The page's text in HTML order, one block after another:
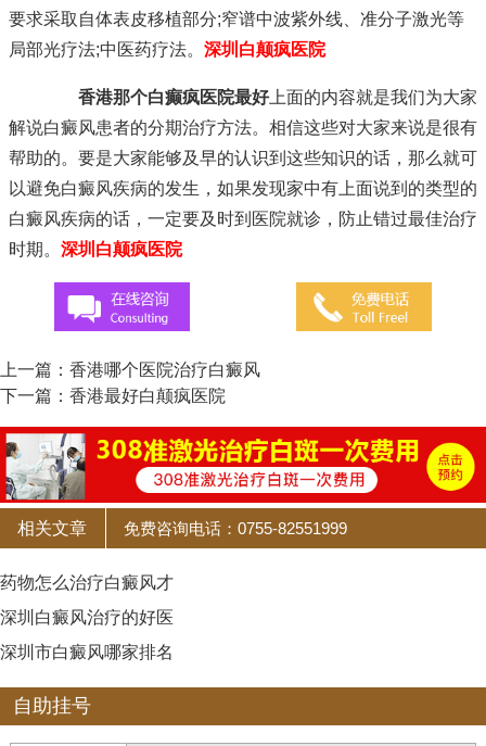
要求采取自体表皮移植部分;窄谱中波紫外线、准分子激光等
局部光疗法;中医药疗法。 深圳白颠疯医院
香港那个白癫疯医院最好上面的内容就是我们为大家
解说白癜风患者的分期治疗方法。相信这些对大家来说是很有
帮助的。要是大家能够及早的认识到这些知识的话，那么就可
以避免白癜风疾病的发生，如果发现家中有上面说到的类型的
白癜风疾病的话，一定要及时到医院就诊，防止错过最佳治疗
时期。 深圳白颠疯医院
上一篇： 香港哪个医院治疗白癜风
下一篇： 香港最好白颠疯医院
相关文章 免费咨询电话：0755-82551999
药物怎么治疗白癜风才
深圳白癜风治疗的好医
深圳市白癜风哪家排名
自助挂号